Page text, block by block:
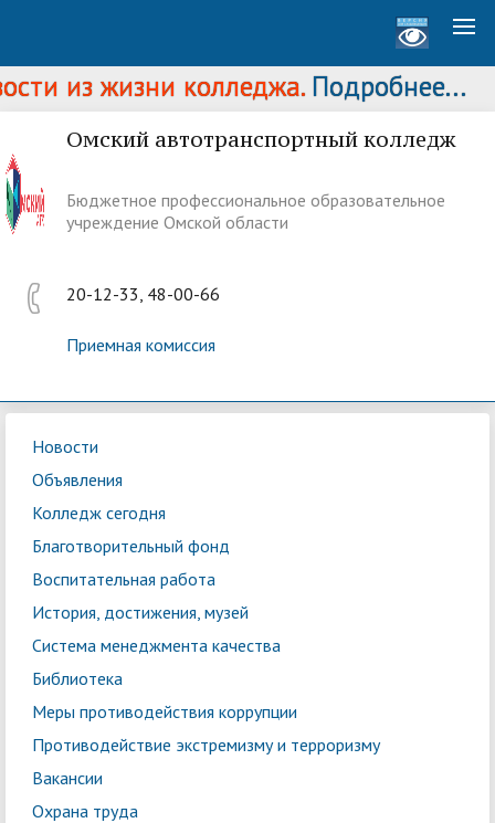
из жизни колледжа.Подробнее...
Омский автотранспортный колледж
Бюджетное профессиональное образовательное
учреждение Омской области
20-12-33, 48-00-66
Приемная комиссия
Новости
Объявления
Колледж сегодня
Благотворительный фонд
Воспитательная работа
История, достижения, музей
Система менеджмента качества
Библиотека
Меры противодействия коррупции
Противодействие экстремизму и терроризму
Вакансии
Охрана труда